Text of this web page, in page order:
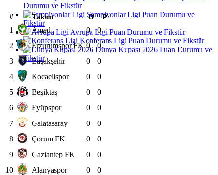
Durumu ve Fikstür
Şampiyonlar Ligi Puan Durumu ve
Fikstür
Avrupa Ligi Puan Durumu ve Fikstür
Konferans Ligi Puan Durumu ve Fikstür
Dünya Kupası 2026 Puan Durumu ve
Fikstür
# Takım O
P
1
Amed 0
0
2
Erzurumspor FK 0
0
3
Başakşehir 0
0
4
Kocaelispor 0
0
5
Beşiktaş 0
0
6
Eyüpspor 0
0
7
Galatasaray 0
0
8
Çorum FK 0
0
9
Gaziantep FK 0
0
10
Alanyaspor 0
0